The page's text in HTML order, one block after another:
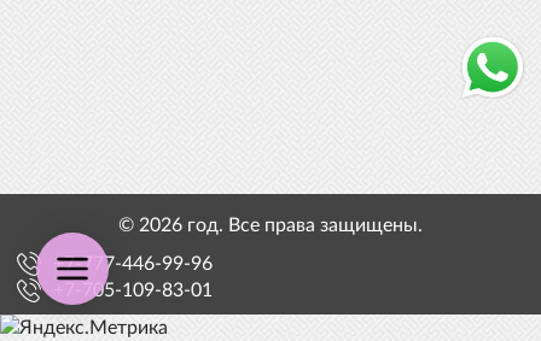
© 2026 год. Все права защищены.
+7-777-446-99-96
+7-705-109-83-01